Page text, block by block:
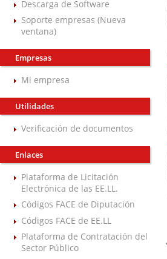
Descarga de Software
Soporte empresas (Nueva
ventana)
Empresas
Mi empresa
Utilidades
Verificación de documentos
Enlaces
Plataforma de Licitación
Electrónica de las EE.LL.
Códigos FACE de Diputación
Códigos FACE de EE.LL
Plataforma de Contratación del
Sector Público